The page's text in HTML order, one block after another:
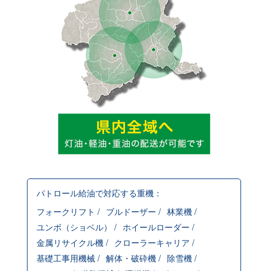
パトロール給油で対応する重機：
フォークリフト / ブルドーザー / 林業機 /
ユンボ（ショベル） / ホイールローダー /
金属リサイクル機 / クローラーキャリア /
基礎工事用機械 / 解体・破砕機 / 除雪機 /